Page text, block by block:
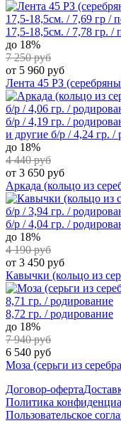
17,5-18,5см. / 7,69 гр /
17,5-18,5см. / 7,78 гр. /
до 18%
7 250 руб
от 5 960 руб
Лента 45 РЗ
б/р / 4,06 гр. /
б/р / 4,19 гр. /
и другие б/р / 4,24 гр. /
до 18%
4 440 руб
от 3 650 руб
Аркада (кольцо из
б/р / 3,94 гр. /
б/р / 4,04 гр. /
до 18%
4 190 руб
от 3 450 руб
Кавычки (кольцо из
8,71 гр. / родирование
8,72 гр. / родирование
до 18%
7 940 руб
6 540 руб
Моза (серьги из
Договор-оферта
Политика
Пользовательское